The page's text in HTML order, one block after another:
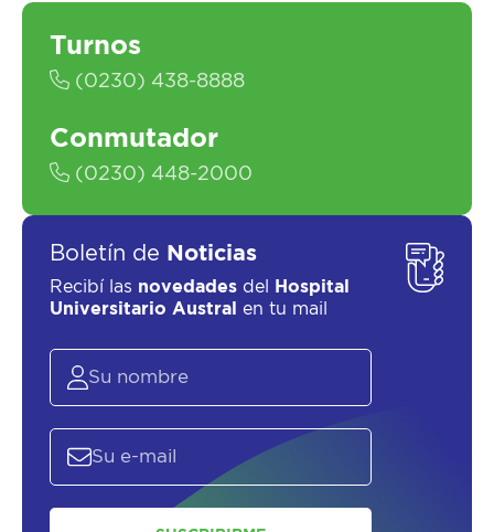
Turnos
(0230) 438-8888
Conmutador
(0230) 448-2000
Boletín de Noticias
Recibí las novedades del
Hospital
Universitario Austral
en tu mail